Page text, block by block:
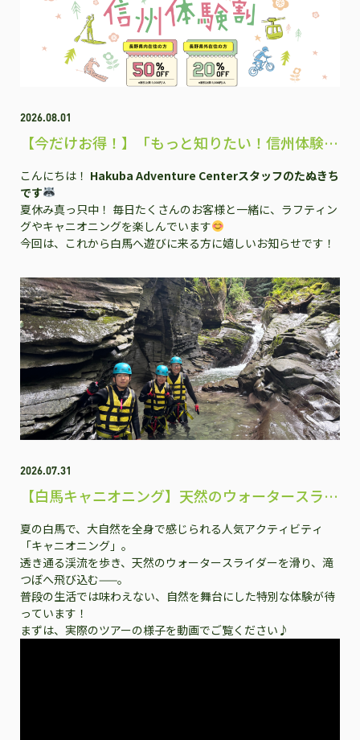
2026.08.01
【今だけお得！】「もっと知りたい！信州体験
割」で白馬のアクティビティを楽しもう♪
こんにちは！ Hakuba Adventure Centerスタッフのたぬきち
です
夏休み真っ只中！ 毎日たくさんのお客様と一緒に、ラフティン
グやキャニオニングを楽しんでいます
今回は、これから白馬へ遊びに来る方に嬉しいお知らせです！
2026.07.31
【白馬キャニオニング】天然のウォータースライ
ダーで夏だけの大冒険！
夏の白馬で、大自然を全身で感じられる人気アクティビティ
「キャニオニング」。
透き通る渓流を歩き、天然のウォータースライダーを滑り、滝
つぼへ飛び込む——。
普段の生活では味わえない、自然を舞台にした特別な体験が待
っています！
まずは、実際のツアーの様子を動画でご覧ください♪